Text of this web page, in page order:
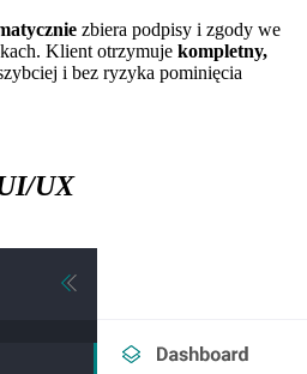
zbiera podpisy i zgody we
Klient otrzymuje kompletny,
i bez ryzyka pominięcia
UX